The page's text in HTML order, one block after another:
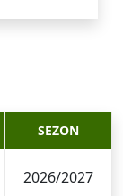
SEZON
2026/2027